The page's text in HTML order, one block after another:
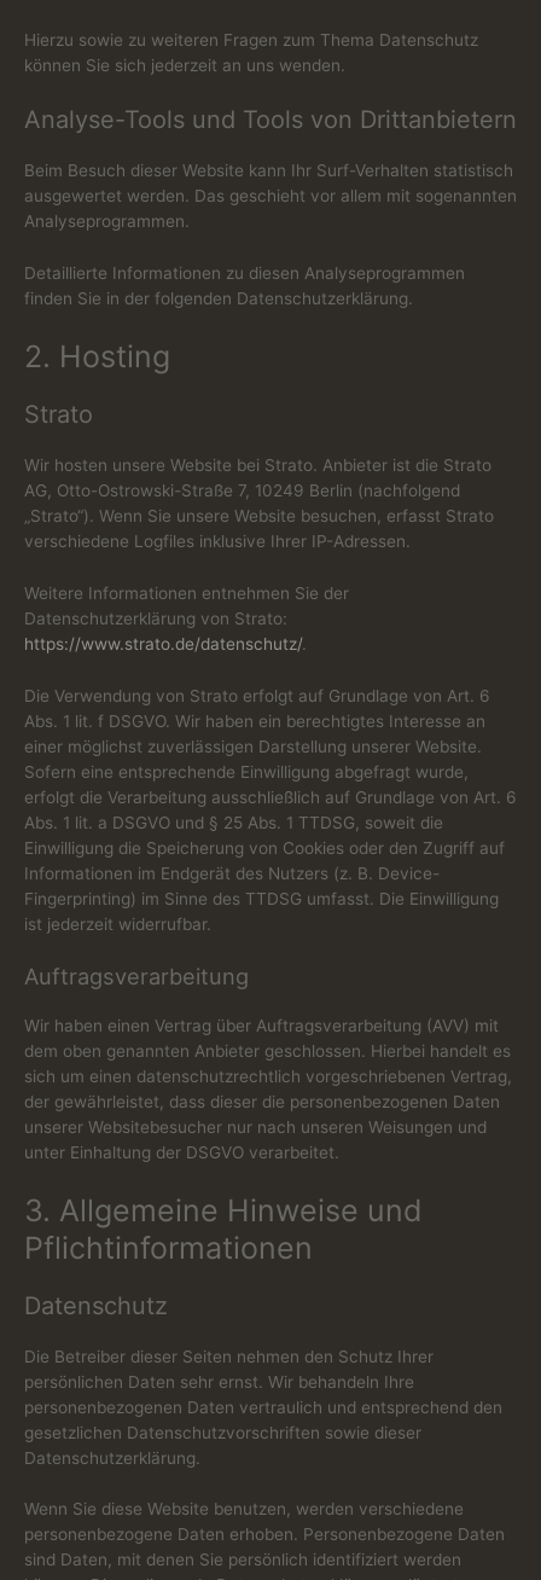
Hierzu sowie zu weiteren Fragen zum Thema Datenschutz
können Sie sich jederzeit an uns wenden.
Analyse-Tools und Tools von Dritt­anbietern
Beim Besuch dieser Website kann Ihr Surf-Verhalten statistisch
ausgewertet werden. Das geschieht vor allem mit sogenannten
Analyseprogrammen.
Detaillierte Informationen zu diesen Analyseprogrammen
finden Sie in der folgenden Datenschutzerklärung.
2. Hosting
Strato
Wir hosten unsere Website bei Strato. Anbieter ist die Strato
AG, Otto-Ostrowski-Straße 7, 10249 Berlin (nachfolgend
„Strato“). Wenn Sie unsere Website besuchen, erfasst Strato
verschiedene Logfiles inklusive Ihrer IP-Adressen.
Weitere Informationen entnehmen Sie der
Datenschutzerklärung von Strato:
https://www.strato.de/datenschutz/.
Die Verwendung von Strato erfolgt auf Grundlage von Art. 6
Abs. 1 lit. f DSGVO. Wir haben ein berechtigtes Interesse an
einer möglichst zuverlässigen Darstellung unserer Website.
Sofern eine entsprechende Einwilligung abgefragt wurde,
erfolgt die Verarbeitung ausschließlich auf Grundlage von Art. 6
Abs. 1 lit. a DSGVO und § 25 Abs. 1 TTDSG, soweit die
Einwilligung die Speicherung von Cookies oder den Zugriff auf
Informationen im Endgerät des Nutzers (z. B. Device-
Fingerprinting) im Sinne des TTDSG umfasst. Die Einwilligung
ist jederzeit widerrufbar.
Auftragsverarbeitung
Wir haben einen Vertrag über Auftragsverarbeitung (AVV) mit
dem oben genannten Anbieter geschlossen. Hierbei handelt es
sich um einen datenschutzrechtlich vorgeschriebenen Vertrag,
der gewährleistet, dass dieser die personenbezogenen Daten
unserer Websitebesucher nur nach unseren Weisungen und
unter Einhaltung der DSGVO verarbeitet.
3. Allgemeine Hinweise und
Pflicht­informationen
Datenschutz
Die Betreiber dieser Seiten nehmen den Schutz Ihrer
persönlichen Daten sehr ernst. Wir behandeln Ihre
personenbezogenen Daten vertraulich und entsprechend den
gesetzlichen Datenschutzvorschriften sowie dieser
Datenschutzerklärung.
Wenn Sie diese Website benutzen, werden verschiedene
personenbezogene Daten erhoben. Personenbezogene Daten
sind Daten, mit denen Sie persönlich identifiziert werden